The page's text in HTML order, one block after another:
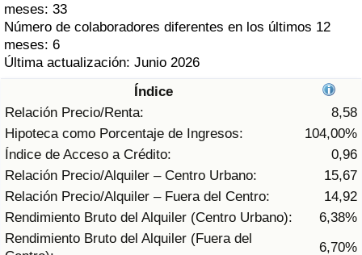
meses: 33
Número de colaboradores diferentes en los últimos 12
meses: 6
Última actualización: Junio 2026
Índice
Relación Precio/Renta:
8,58
Hipoteca como Porcentaje de Ingresos:
104,00%
Índice de Acceso a Crédito:
0,96
Relación Precio/Alquiler – Centro Urbano:
15,67
Relación Precio/Alquiler – Fuera del Centro:
14,92
Rendimiento Bruto del Alquiler (Centro Urbano):
6,38%
Rendimiento Bruto del Alquiler (Fuera del
6,70%
Índice de Sanidad
Índice de Sanidad por País
Contaminación
Índice de Contaminación (Actual)
Índice de contaminación
Índice de Contaminación por País